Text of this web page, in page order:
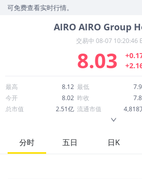
免费查看实时行情。
AIRO AIRO Group
交易中 08-07 10:20:46
8.03
最高 8.12 最低
今开
8.02 昨收
总市值
2.51亿 流通市值 4,818
52周最高
25.90
股息
分时 五日 日K